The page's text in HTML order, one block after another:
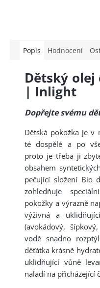
Popis Hodnocení
Dětský olej
| Inlight
Dopřejte svému
Dětská pokožka je v
té dospělé a po
proto je třeba ji
obsahem
pečující složení Bio
zohledňuje
pokožky a výrazně
výživná a
(avokádový,
vodě snadno
děťátka krásně
uklidňující vůně
naladí na přicházející